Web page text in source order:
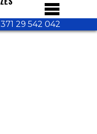
29 542 042